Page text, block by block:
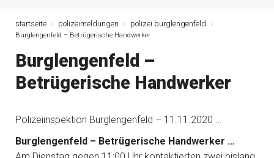
und mehr …
burglengenfeld
Der „deutsche Michel“ muss nun
leserbriefe
Maxhütter Fischladen: Unser aktuelles
Region! angebote vor ort | anzeige
Metzgerei Hummel: Aktuelles
Wochenangebot!
startseite polizeimeldungen polizei burglengenfeld
Burglengenfeld – Betrügerische Handwerker
Burglengenfeld –
Betrügerische Handwerker
Polizeiinspektion Burglengenfeld – 11.11.2020 …
Burglengenfeld – Betrügerische Handwerker …